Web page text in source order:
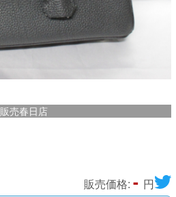
販売春日店
販売価格:- 円